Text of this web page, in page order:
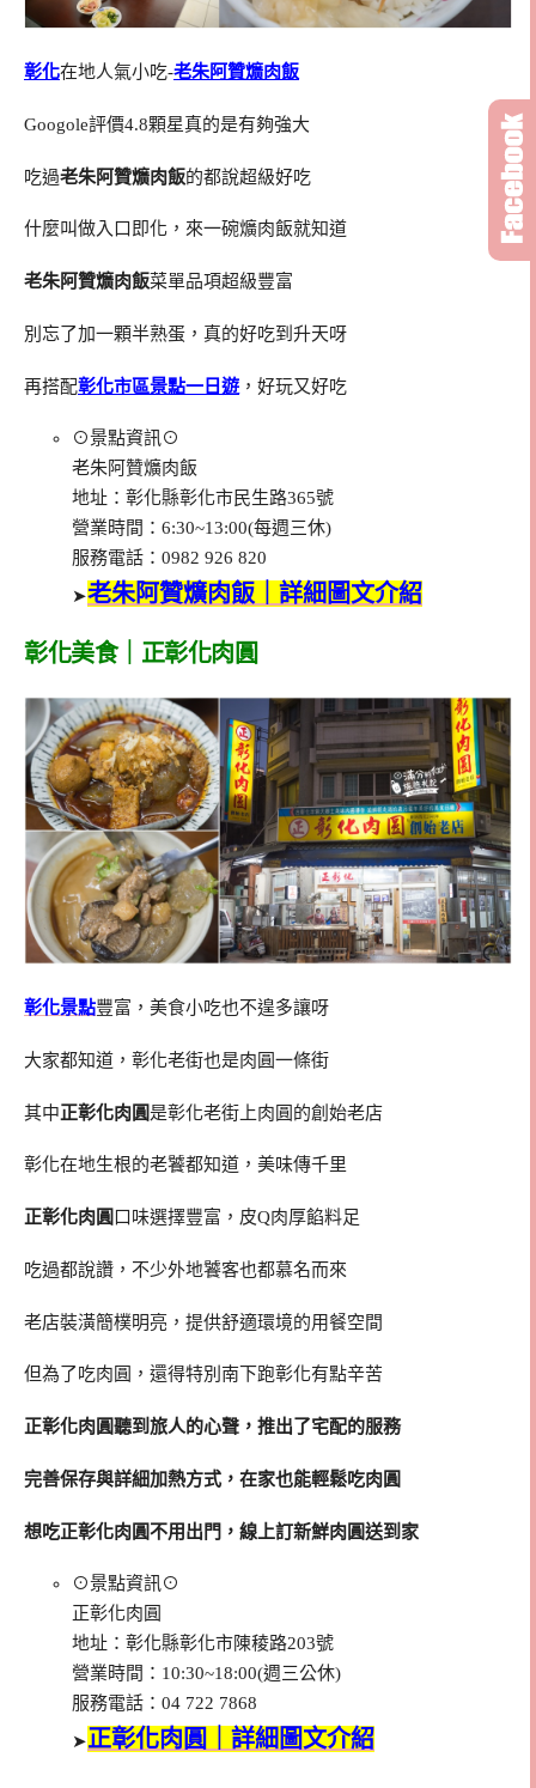
彰化在地人氣小吃-老朱阿贊爌肉飯
Googole評價4.8顆星真的是有夠強大
吃過老朱阿贊爌肉飯的都說超級好吃
什麼叫做入口即化，來一碗爌肉飯就知道
老朱阿贊爌肉飯菜單品項超級豐富
別忘了加一顆半熟蛋，真的好吃到升天呀
再搭配彰化市區景點一日遊 ，好玩又好吃
⊙景點資訊⊙
老朱阿贊爌肉飯
地址：彰化縣彰化市民生路365號
營業時間：6:30~13:00(每週三休)
服務電話：0982 926 820
➤老朱阿贊爌肉飯｜詳細圖文介紹
彰化美食｜正彰化肉圓
彰化景點豐富，美食小吃也不遑多讓呀
大家都知道，彰化老街也是肉圓一條街
其中正彰化肉圓是彰化老街上肉圓的創始老店
彰化在地生根的老饕都知道，美味傳千里
正彰化肉圓 口味選擇豐富，皮Q肉厚餡料足
吃過都說讚，不少外地饕客也都慕名而來
老店裝潢簡樸明亮，提供舒適環境的用餐空間
但為了吃肉圓，還得特別南下跑彰化有點辛苦
正彰化肉圓聽到旅人的心聲，推出了宅配的服務
完善保存與詳細加熱方式，在家也能輕鬆吃肉圓
想吃正彰化肉圓不用出門，線上訂新鮮肉圓送到家
⊙景點資訊⊙
正彰化肉圓
地址：彰化縣彰化市陳稜路203號
營業時間：10:30~18:00(週三公休)
服務電話：04 722 7868
➤正彰化肉圓｜詳細圖文介紹